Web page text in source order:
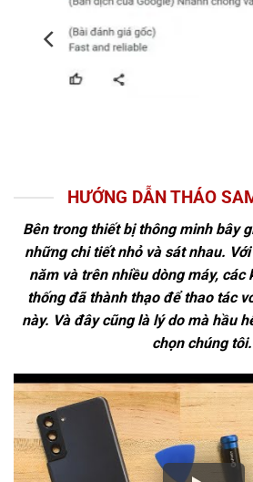
HƯỚNG DẪN THÁO
Bên trong thiết bị thông minh bây
những chi tiết nhỏ và sát nhau.
năm và trên nhiều dòng máy, các
thống đã thành thạo để thao tác
này. Và đây cũng là lý do mà hầu
chọn chúng tôi.